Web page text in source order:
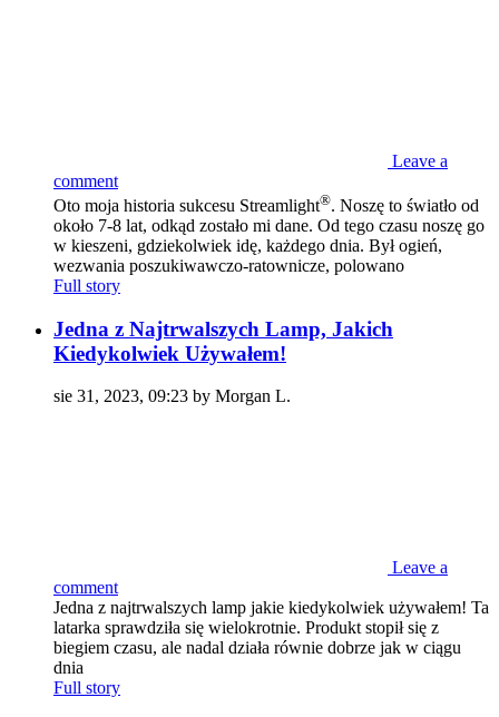
Leave a
comment
Oto moja historia sukcesu Streamlight®. Noszę to światło od
około 7-8 lat, odkąd zostało mi dane. Od tego czasu noszę go
w kieszeni, gdziekolwiek idę, każdego dnia. Był ogień,
wezwania poszukiwawczo-ratownicze, polowano
Full story
Jedna z Najtrwalszych Lamp, Jakich
Kiedykolwiek Używałem!
sie 31, 2023, 09:23 by Morgan L.
Leave a
comment
Jedna z najtrwalszych lamp jakie kiedykolwiek używałem! Ta
latarka sprawdziła się wielokrotnie. Produkt stopił się z
biegiem czasu, ale nadal działa równie dobrze jak w ciągu
dnia
Full story